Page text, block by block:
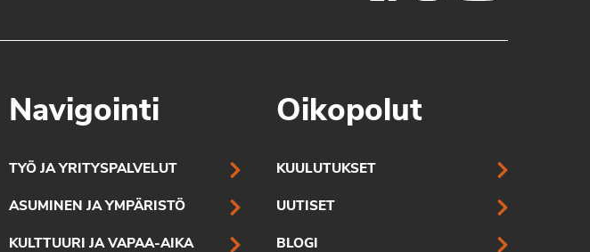
Navigointi
TYÖ JA YRITYSPALVELUT
ASUMINEN JA YMPÄRISTÖ
KULTTUURI JA VAPAA-AIKA
Oikopolut
KUULUTUKSET
UUTISET
BLOGI